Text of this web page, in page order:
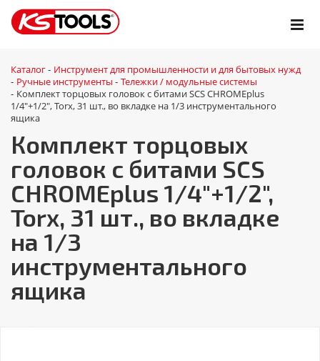
Каталог - Инструмент для промышленности и для бытовых нужд
- Ручные инструменты - Тележки / модульные системы
- Комплект торцовых головок с битами SCS CHROMEplus
1/4"+1/2", Torx, 31 шт., во вкладке на 1/3 инструментального
ящика
Комплект торцовых
головок с битами SCS
CHROMEplus 1/4"+1/2",
Torx, 31 шт., во вкладке
на 1/3
инструментального
ящика